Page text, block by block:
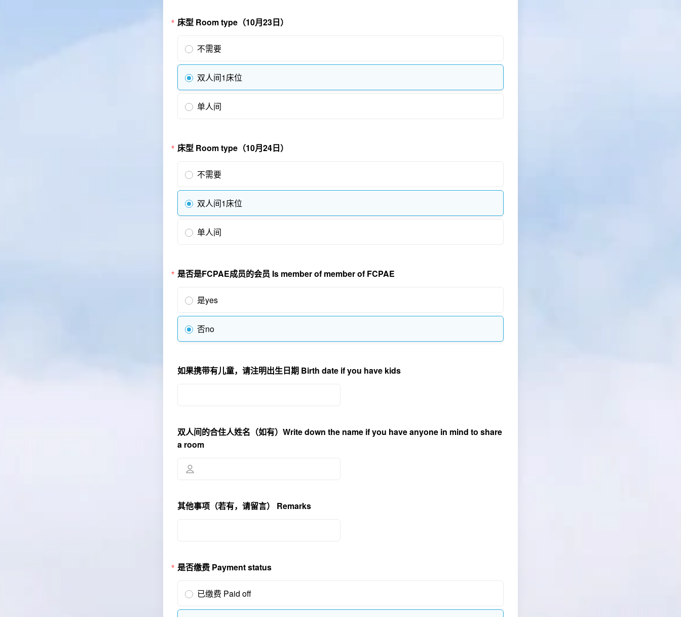
床型 Room type（10月23日）
不需要
双人间1床位
单人间
床型 Room type（10月24日）
不需要
双人间1床位
单人间
是否是FCPAE成员的会员 Is member of member of FCPAE
是yes
否no
如果携带有儿童，请注明出生日期 Birth date if you have kids
双人间的合住人姓名（如有）Write down the name if you have anyone in mind to share
a room
其他事项（若有，请留言） Remarks
是否缴费 Payment status
已缴费 Paid off